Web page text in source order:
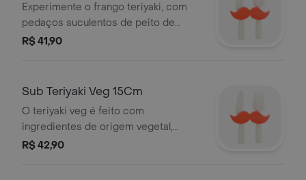
Experimente o frango teriyaki, com
pedaços suculentos de peito de
frango e o delicioso molho teriyaki
R$ 41,90
Sub Teriyaki Veg 15Cm
O teriyaki veg é feito com
ingredientes de origem vegetal,
sendo uma opção para os veganos,
R$ 42,90